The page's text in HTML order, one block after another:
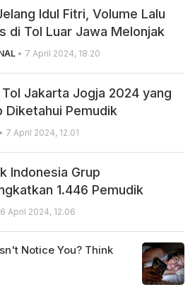
Idul Fitri, Volume Lalu
di Tol Luar Jawa Melonjak
• 7 April 2024, 18.20
Jakarta Jogja 2024 yang
Diketahui Pemudik
• 7 April 2024, 12.01
Indonesia Grup
1.446 Pemudik
April 2024, 12.06